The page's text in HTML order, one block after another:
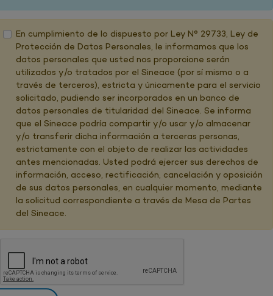
En cumplimiento de lo dispuesto por Ley N° 29733, Ley de
Protección de Datos Personales, le informamos que los
datos personales que usted nos proporcione serán
utilizados y/o tratados por el Sineace (por sí mismo o a
través de terceros), estricta y únicamente para el servicio
solicitado, pudiendo ser incorporados en un banco de
datos personales de titularidad del Sineace. Se informa
que el Sineace podría compartir y/o usar y/o almacenar
y/o transferir dicha información a terceras personas,
estrictamente con el objeto de realizar las actividades
antes mencionadas. Usted podrá ejercer sus derechos de
información, acceso, rectificación, cancelación y oposición
de sus datos personales, en cualquier momento, mediante
la solicitud correspondiente a través de Mesa de Partes
del Sineace.